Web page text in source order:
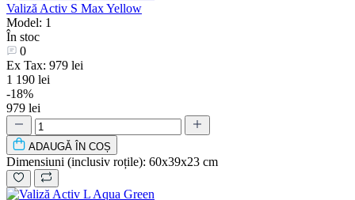
Valiză Activ S Max Yellow
Model: 1
În stoc
0
Ex Tax: 979 lei
1 190 lei
-18%
979 lei
ADAUGǍ ÎN COȘ
Dimensiuni (inclusiv roțile): 60х39х23 cm